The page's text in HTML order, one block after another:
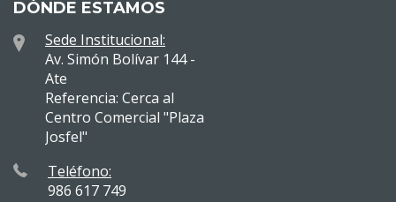
DÓNDE ESTAMOS
Sede Institucional:
Av. Simón Bolívar 144 -
Ate
Referencia: Cerca al
Centro Comercial "Plaza
Josfel"
Teléfono:
986 617 749